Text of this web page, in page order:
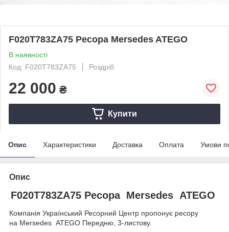
F020T783ZA75 Ресора Mersedes ATEGO
В наявності
Код: F020T783ZA75
Роздріб
22 000 ₴
Купити
Опис Характеристики Доставка Оплата Умови
Опис
F020T783ZA75 Ресора Mersedes ATEGO
Компанія Український Ресорний Центр пропонує ресору
на Mersedes ATEGO Передню, 3-листову.